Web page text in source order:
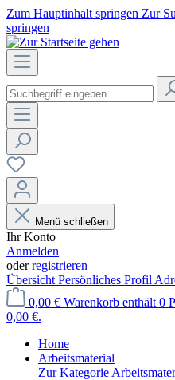
Zum Hauptinhalt springen Zur
springen
Menü schließen
Ihr Konto
Anmelden
oderregistrieren
Übersicht Persönliches Profil
0,00 € Warenkorb enthält 0
0,00 €.
Home
Arbeitsmaterial
Zur Kategorie